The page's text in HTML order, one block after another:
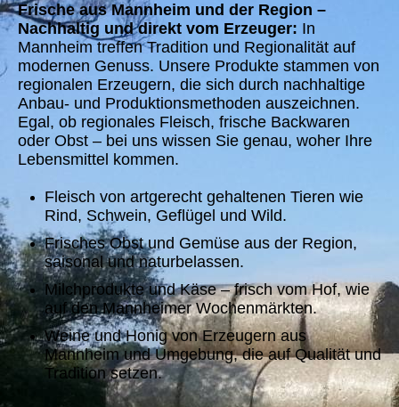
Frische aus Mannheim und der Region –
Nachhaltig und direkt vom Erzeuger: In
Mannheim treffen Tradition und Regionalität auf
modernen Genuss. Unsere Produkte stammen von
regionalen Erzeugern, die sich durch nachhaltige
Anbau- und Produktionsmethoden auszeichnen.
Egal, ob regionales Fleisch, frische Backwaren
oder Obst – bei uns wissen Sie genau, woher Ihre
Lebensmittel kommen.
Fleisch von artgerecht gehaltenen Tieren wie
Rind, Schwein, Geflügel und Wild.
Frisches Obst und Gemüse aus der Region,
saisonal und naturbelassen.
Milchprodukte und Käse – frisch vom Hof, wie
auf den Mannheimer Wochenmärkten.
Weine und Honig von Erzeugern aus
Mannheim und Umgebung, die auf Qualität und
Tradition setzen.